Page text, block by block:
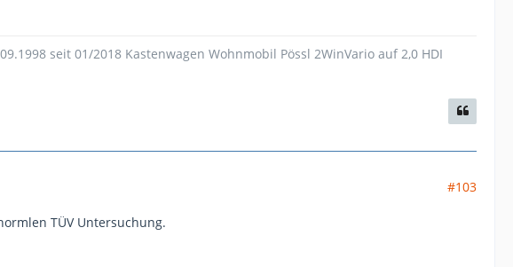
seit 01/2018 Kastenwagen Wohnmobil Pössl 2WinVario auf 2,0 HDI
#103
TÜV Untersuchung.